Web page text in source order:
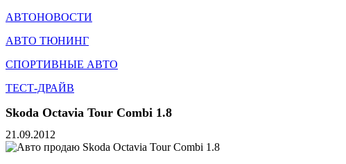
АВТОНОВОСТИ
АВТО ТЮНИНГ
СПОРТИВНЫЕ АВТО
ТЕСТ-ДРАЙВ
Skoda Octavia Tour Combi 1.8
21.09.2012